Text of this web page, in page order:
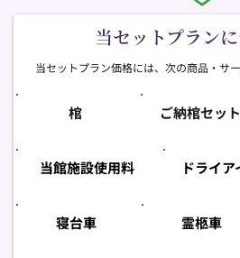
当セットプラン
当セットプラン価格には、次の商品・サ
棺 ご納棺セット
当館施設使用料 ドライア
寝台車 霊柩車